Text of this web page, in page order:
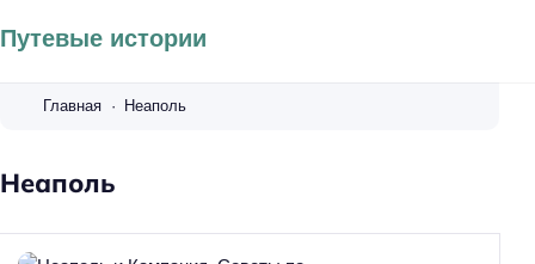
Путевые истории
Главная Неаполь
Неаполь